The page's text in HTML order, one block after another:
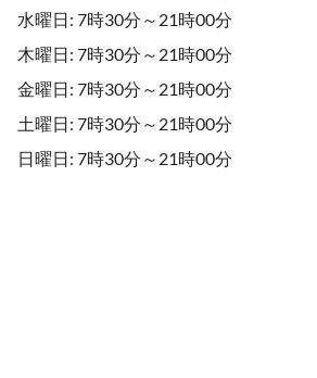
水曜日: 7時30分～21時00分
木曜日: 7時30分～21時00分
金曜日: 7時30分～21時00分
土曜日: 7時30分～21時00分
日曜日: 7時30分～21時00分